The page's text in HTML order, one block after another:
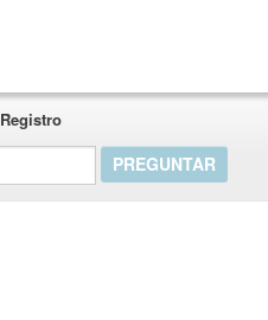
Registro